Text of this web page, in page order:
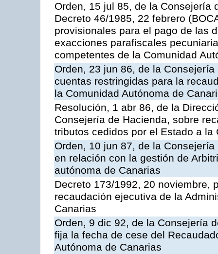
Orden, 15 jul 85, de la Consejería
Decreto 46/1985, 22 febrero
provisionales para el pago de las
exacciones parafiscales
competentes de la Comunidad
Orden, 23 jun 86, de la
cuentas restringidas para la
la Comunidad Autónoma de
Resolución, 1 abr 86, de la
Consejería de Hacienda, sobre
tributos cedidos por el Estado a
Orden, 10 jun 87, de la
en relación con la gestión de
autónoma de Canarias
Decreto 173/1992, 20 noviembre,
recaudación ejecutiva de la
Canarias
Orden, 9 dic 92, de la Consejería
fija la fecha de cese del
Autónoma de Canarias